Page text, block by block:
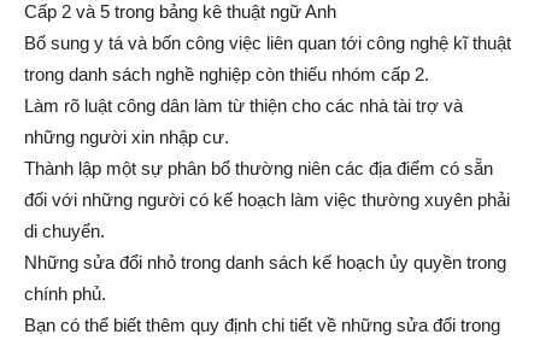
Cấp 2 và 5 trong bảng kê thuật ngữ Anh
Bổ sung y tá và bốn công việc liên quan tới công nghệ kĩ thuật
trong danh sách nghề nghiệp còn thiếu nhóm cấp 2.
Làm rõ luật công dân làm từ thiện cho các nhà tài trợ và
những người xin nhập cư.
Thành lập một sự phân bổ thường niên các địa điểm có sẵn
đối với những người có kế hoạch làm việc thường xuyên phải
di chuyển.
Những sửa đổi nhỏ trong danh sách kế hoạch ủy quyền trong
chính phủ.
Bạn có thể biết thêm quy định chi tiết về những sửa đổi trong